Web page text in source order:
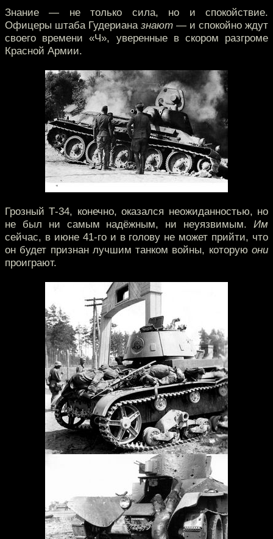
Знание — не только сила, но и спокойствие.
Офицеры штаба Гудериана знают — и спокойно ждут
своего времени «Ч», уверенные в скором разгроме
Красной Армии.
Грозный Т-34, конечно, оказался неожиданностью, но
не был ни самым надёжным, ни неуязвимым. Им
сейчас, в июне 41-го и в голову не может прийти, что
он будет признан лучшим танком войны, которую они
проиграют.